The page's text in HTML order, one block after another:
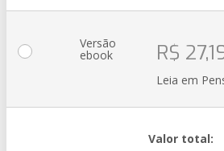
Versão
ebook R$
Leia em
Valor total: